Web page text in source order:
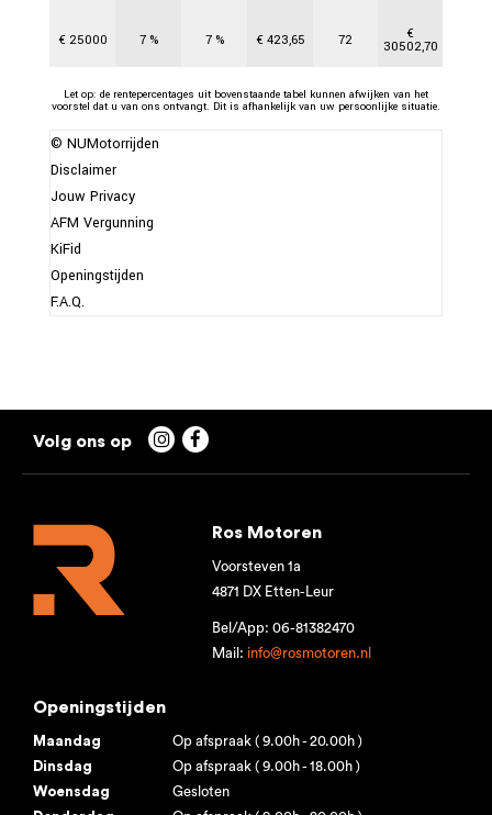
€ 25000 7 % 7 % € 423,65 72 €
30502,70
Let op: de rentepercentages uit bovenstaande tabel kunnen afwijken van het
voorstel dat u van ons ontvangt. Dit is afhankelijk van uw persoonlijke situatie.
© NUMotorrijden
Disclaimer
Jouw Privacy
AFM Vergunning
KiFid
Openingstijden
F.A.Q.
 
Ros Motoren
Voorsteven 1a
4871 DX Etten-Leur
Bel/App: 06-81382470
Mail: info@rosmotoren.nl
Openingstijden
Maandag
Op afspraak ( 9.00h - 20.00h )
Dinsdag
Op afspraak ( 9.00h - 18.00h )
Woensdag
Gesloten